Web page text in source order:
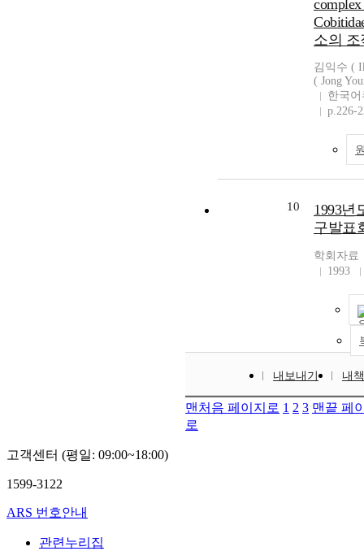
complex
소의
김익수 (
( Jong
한국
p.226-
10
1993년
구발표
학회자료
1993
내보내기 내
맨처음 페이지로 1 2 3 맨끝 페
로
고객센터 (평일: 09:00~18:00)
1599-3122
ARS 번호안내
관련누리집